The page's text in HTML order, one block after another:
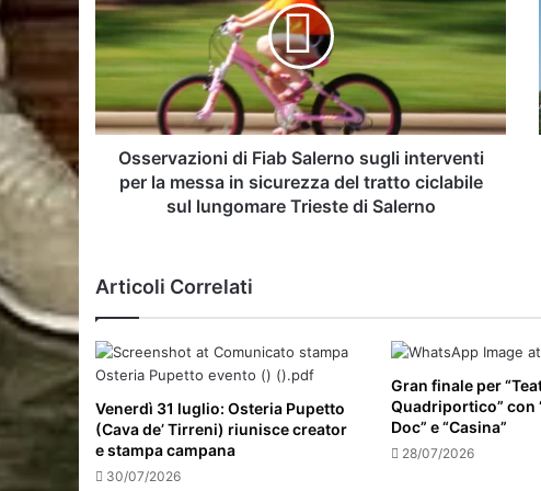
Salerno
sugli
interventi
la
messa
sicurezza
lungomare
Trieste
di
Salerno
Osservazioni di Fiab Salerno sugli interventi
per la messa in sicurezza del tratto ciclabile
sul lungomare Trieste di Salerno
ai
Articoli Correlati
Venerdì 31 luglio: Osteria Pupetto
(Cava de’ Tirreni) riunisce creator
e stampa campana
30/07/2026
Gran finale per
Quadriportico” con
Doc” e “Casina”
28/07/2026